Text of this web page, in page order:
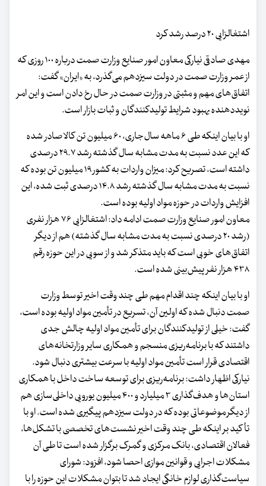
اشتغالزایی ۲۰ درصد رشد کرد
مهدی صادقی نیارکی معاون امور صنایع وزارت صمت درباره ۱۰۰ روزی که
از عمر وزارت صمت در دولت سیزدهم می‌گذرد، به «ایران» گفت:
اتفاق‌های مهم و مثبتی در وزارت صمت در حال رخ دادن است و این امر
نویددهنده بهبود شرایط تولیدکنندگان و ثبات بازار است.
او با بیان اینکه طی ۶ ماهه سال‌جاری، ۶۰ میلیون تن کالا صادر شده
که این عدد نسبت به مدت مشابه سال گذشته رشد ۲۹.۷ درصدی
داشته است، تصریح کرد: میزان واردات به کشور ۱۹ میلیون تن بوده که
نسبت به مدت مشابه سال گذشته رشد ۱۴.۸ درصدی ثبت شده، این
افزایش واردات در حوزه مواد اولیه بوده است.
معاون امور صنایع وزارت صمت ادامه داد: اشتغالزایی ۷۶ هزار نفری
(رشد ۲۰ درصدی نسبت به مدت مشابه سال گذشته) هم از دیگر
اتفاق‌های خوبی است که باید متذکر شد و از سویی در این حوزه رقم
۴۳۸ هزار نفر پیش‌بینی شده است.
او با بیان اینکه چند اقدام مهم طی چند وقت اخیر توسط وزارت
صمت دنبال شده که اولین آن، تسریع در تأمین مواد اولیه بوده است،
گفت: خیلی از تولیدکنندگان برای تأمین مواد اولیه چالش جدی
داشتند که با برنامه‌ریزی منسجم و همکاری سایر وزارتخانه‌های
اقتصادی قرار است تأمین مواد اولیه با سرعت بیشتری دنبال شود.
نیارکی اظهار داشت: برنامه‌ریزی برای توسعه ساخت داخل با همکاری
استان‌ها و هدف‌گذاری ۳ میلیارد و ۴۰۰ میلیون یورویی داخلی‌سازی هم
از دیگر موضوعاتی بوده که در دولت سیزدهم پیگیری شده است. او با
تأکید بر اینکه طی چند وقت اخیر نشست‌های تخصصی با تشکل‌ها،
فعالان اقتصادی، بانک مرکزی و گمرک برگزار شده است تا طی آن
مشکلات اجرایی و قوانین موازی احصا شود، افزود: شورای
سیاست‌گذاری لوازم خانگی ایجاد شد تا بتوان مشکلات این حوزه را با